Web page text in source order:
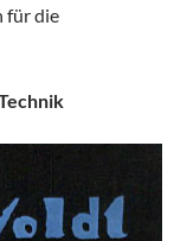
für die